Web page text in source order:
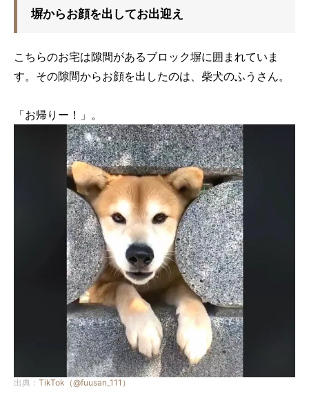
塀からお顔を出してお出迎え
こちらのお宅は隙間があるブロック塀に囲まれていま
す。その隙間からお顔を出したのは、柴犬のふうさん。
「お帰りー！」。
出典： TikTok（@fuusan_111）